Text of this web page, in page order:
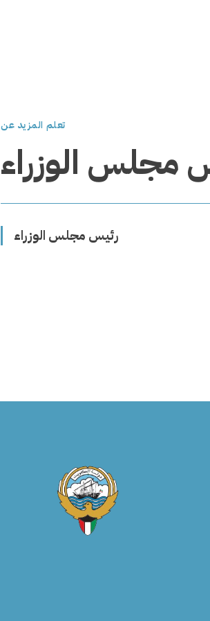
تعلم المزيد عن
مجلس الوزراء
رئيس مجلس الوزراء